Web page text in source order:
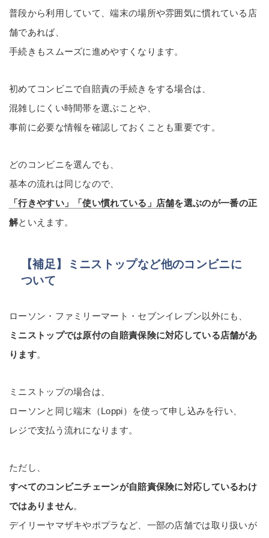
普段から利用していて、端末の場所や雰囲気に慣れている店
舗であれば、
手続きもスムーズに進めやすくなります。
初めてコンビニで自賠責の手続きをする場合は、
混雑しにくい時間帯を選ぶことや、
事前に必要な情報を確認しておくことも重要です。
どのコンビニを選んでも、
基本の流れは同じなので、
「行きやすい」「使い慣れている」店舗を選ぶのが一番の正
解といえます。
【補足】ミニストップなど他のコンビニに
ついて
ローソン・ファミリーマート・セブンイレブン以外にも、
ミニストップでは原付の自賠責保険に対応している店舗があ
ります。
ミニストップの場合は、
ローソンと同じ端末（Loppi）を使って申し込みを行い、
レジで支払う流れになります。
ただし、
すべてのコンビニチェーンが自賠責保険に対応しているわけ
ではありません。
デイリーヤマザキやポプラなど、一部の店舗では取り扱いが